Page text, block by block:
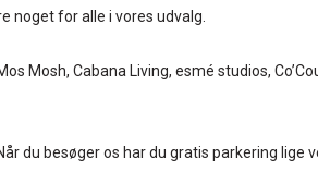
noget for alle i vores udvalg.
Cabana Living, esmé studios,
du besøger os har du gratis parkering lige